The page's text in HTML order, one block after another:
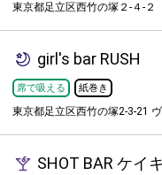
東京都足立区西竹の塚２-４-２
girl's bar RUSH
席で吸える 紙巻き
東京都足立区西竹の塚2-3-21
SHOT BAR ケイ